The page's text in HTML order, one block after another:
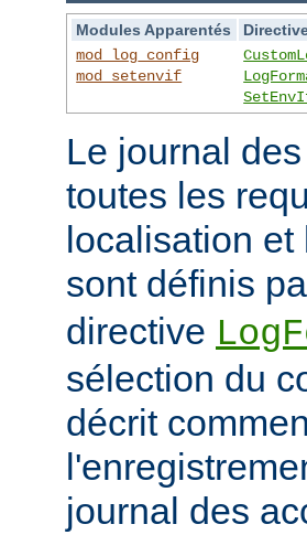
Modules Apparentés
mod_log_config
mod_setenvif
Le journal
toutes les
localisation
sont définis
directive
sélection du
décrit
journal des